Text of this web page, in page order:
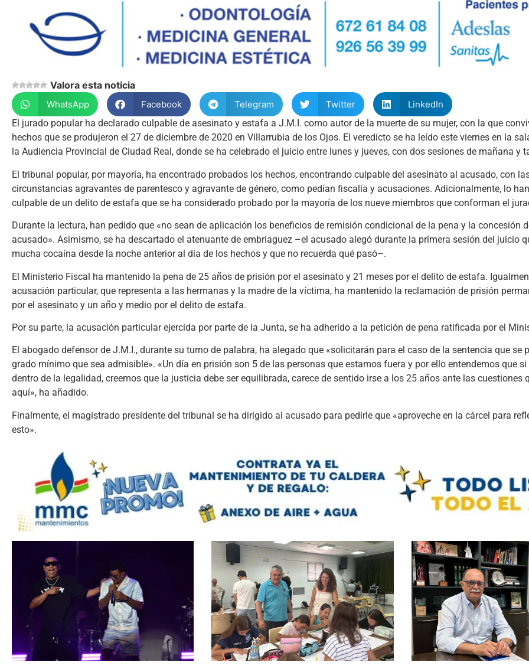
Valora esta noticia
WhatsApp Facebook Telegram Twitter
LinkedIn
El jurado popular ha declarado culpable de asesinato y estafa a J.M.I. como autor de la muerte de su mujer, con la que
hechos que se produjeron el 27 de diciembre de 2020 en Villarrubia de los Ojos. El veredicto se ha leído este viernes en la
la Audiencia Provincial de Ciudad Real, donde se ha celebrado el juicio entre lunes y jueves, con dos sesiones de mañana y
El tribunal popular, por mayoría, ha encontrado probados los hechos, encontrando culpable del asesinato al acusado, con
circunstancias agravantes de parentesco y agravante de género, como pedían fiscalía y acusaciones. Adicionalmente, lo
culpable de un delito de estafa que se ha considerado probado por la mayoría de los nueve miembros que conforman el
Durante la lectura, han pedido que «no sean de aplicación los beneficios de remisión condicional de la pena y la concesión
acusado». Asimismo, se ha descartado el atenuante de embriaguez –el acusado alegó durante la primera sesión del juicio
mucha cocaína desde la noche anterior al día de los hechos y que no recuerda qué pasó–.
El Ministerio Fiscal ha mantenido la pena de 25 años de prisión por el asesinato y 21 meses por el delito de estafa.
acusación particular, que representa a las hermanas y la madre de la víctima, ha mantenido la reclamación de prisión
por el asesinato y un año y medio por el delito de estafa.
Por su parte, la acusación particular ejercida por parte de la Junta, se ha adherido a la petición de pena ratificada por el
El abogado defensor de J.M.I., durante su turno de palabra, ha alegado que «solicitarán para el caso de la sentencia que se
grado mínimo que sea admisible». «Un día en prisión son 5 de las personas que estamos fuera y por ello entendemos que
dentro de la legalidad, creemos que la justicia debe ser equilibrada, carece de sentido irse a los 25 años ante las cuestiones
aquí», ha añadido.
Finalmente, el magistrado presidente del tribunal se ha dirigido al acusado para pedirle que «aproveche en la cárcel para
esto».